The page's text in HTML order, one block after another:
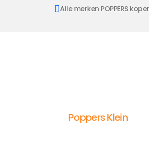
Alle merken POPPERS
Poppers Klein